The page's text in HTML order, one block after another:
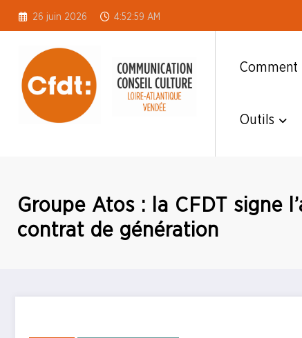
26 juin 2026 4:53:00 AM
Comment
Outils
Groupe Atos : la CFDT signe
contrat de génération